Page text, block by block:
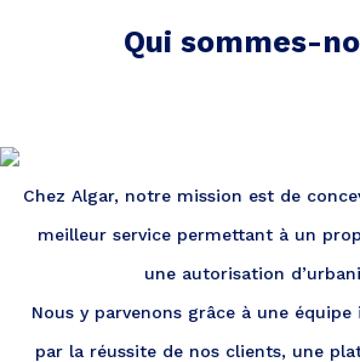
Qui sommes-
Chez Algar, notre mission est de
meilleur service permettant à un
une autorisation
Nous y parvenons grâce à une
par la réussite de nos clients, une